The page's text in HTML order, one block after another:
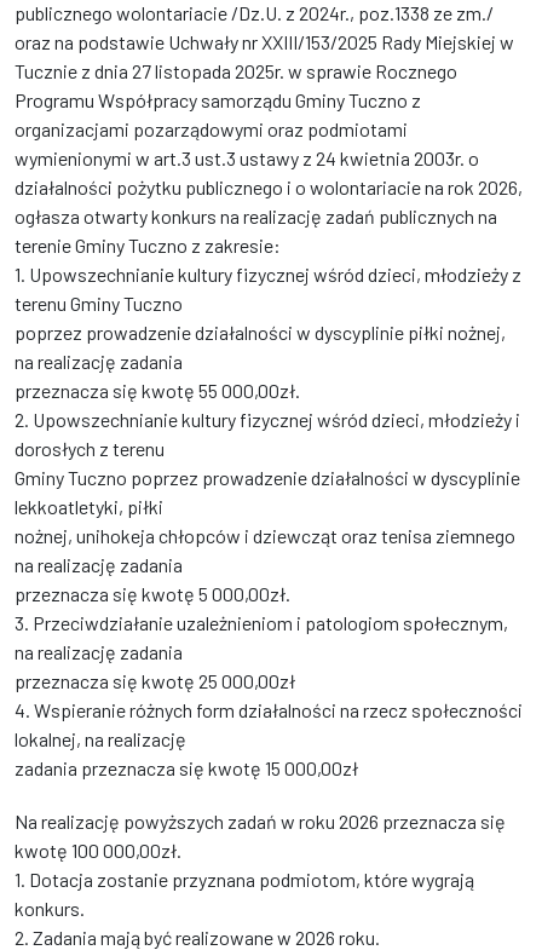
publicznego wolontariacie /Dz.U. z 2024r., poz.1338 ze zm./
oraz na podstawie Uchwały nr XXIII/153/2025 Rady Miejskiej w
Tucznie z dnia 27 listopada 2025r. w sprawie Rocznego
Programu Współpracy samorządu Gminy Tuczno z
organizacjami pozarządowymi oraz podmiotami
wymienionymi w art.3 ust.3 ustawy z 24 kwietnia 2003r. o
działalności pożytku publicznego i o wolontariacie na rok 2026,
ogłasza otwarty konkurs na realizację zadań publicznych na
terenie Gminy Tuczno z zakresie:
1. Upowszechnianie kultury fizycznej wśród dzieci, młodzieży z
terenu Gminy Tuczno
poprzez prowadzenie działalności w dyscyplinie piłki nożnej,
na realizację zadania
przeznacza się kwotę 55 000,00zł.
2. Upowszechnianie kultury fizycznej wśród dzieci, młodzieży i
dorosłych z terenu
Gminy Tuczno poprzez prowadzenie działalności w dyscyplinie
lekkoatletyki, piłki
nożnej, unihokeja chłopców i dziewcząt oraz tenisa ziemnego
na realizację zadania
przeznacza się kwotę 5 000,00zł.
3. Przeciwdziałanie uzależnieniom i patologiom społecznym,
na realizację zadania
przeznacza się kwotę 25 000,00zł
4. Wspieranie różnych form działalności na rzecz społeczności
lokalnej, na realizację
zadania przeznacza się kwotę 15 000,00zł
Na realizację powyższych zadań w roku 2026 przeznacza się
kwotę 100 000,00zł.
1. Dotacja zostanie przyznana podmiotom, które wygrają
konkurs.
2. Zadania mają być realizowane w 2026 roku.